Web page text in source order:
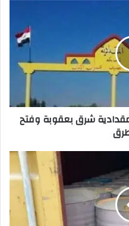
شرق بعقوبة وفتح